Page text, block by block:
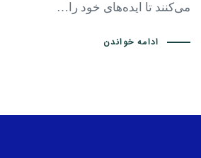
می‌کنند تا ایده‌های خود را…
ادامه خواندن